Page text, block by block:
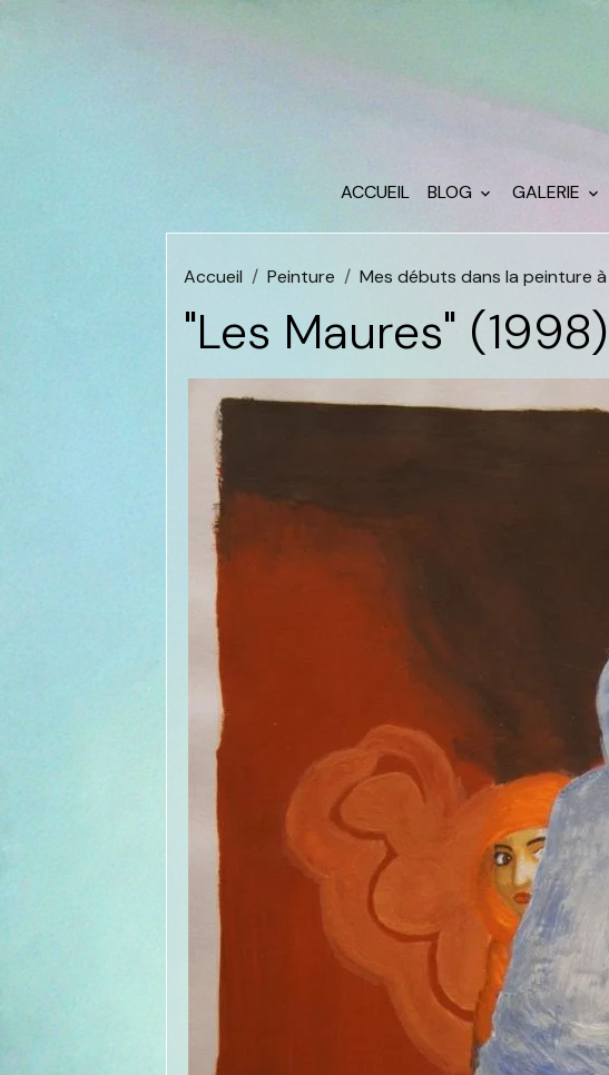
ACCUEIL BLOG GALERIE
Accueil Peinture Mes débuts dans la peinture
"Les Maures" (1998)